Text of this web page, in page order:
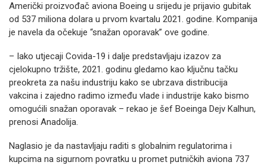
Američki proizvođač aviona Boeing u srijedu je prijavio gubitak
od 537 miliona dolara u prvom kvartalu 2021. godine. Kompanija
je navela da očekuje “snažan oporavak” ove godine.
– Iako utjecaji Covida-19 i dalje predstavljaju izazov za
cjelokupno tržište, 2021. godinu gledamo kao ključnu tačku
preokreta za našu industriju kako se ubrzava distribucija
vakcina i zajedno radimo između vlade i industrije kako bismo
omogućili snažan oporavak – rekao je šef Boeinga Dejv Kalhun,
prenosi Anadolija.
Naglasio je da nastavljaju raditi s globalnim regulatorima i
kupcima na sigurnom povratku u promet putničkih aviona 737